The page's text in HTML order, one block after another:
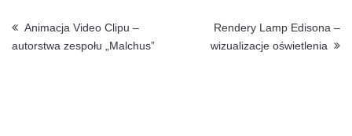
Animacja Video Clipu –
autorstwa zespołu „Malchus”
Rendery Lamp Edisona –
wizualizacje oświetlenia